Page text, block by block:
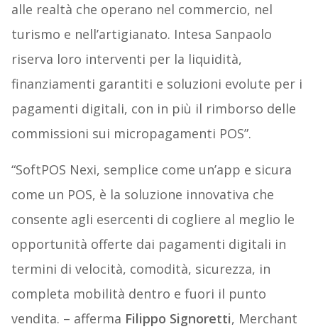
alle realtà che operano nel commercio, nel
turismo e nell’artigianato. Intesa Sanpaolo
riserva loro interventi per la liquidità,
finanziamenti garantiti e soluzioni evolute per i
pagamenti digitali, con in più il rimborso delle
commissioni sui micropagamenti POS”.
“SoftPOS Nexi, semplice come un’app e sicura
come un POS, è la soluzione innovativa che
consente agli esercenti di cogliere al meglio le
opportunità offerte dai pagamenti digitali in
termini di velocità, comodità, sicurezza, in
completa mobilità dentro e fuori il punto
vendita. – afferma Filippo Signoretti, Merchant